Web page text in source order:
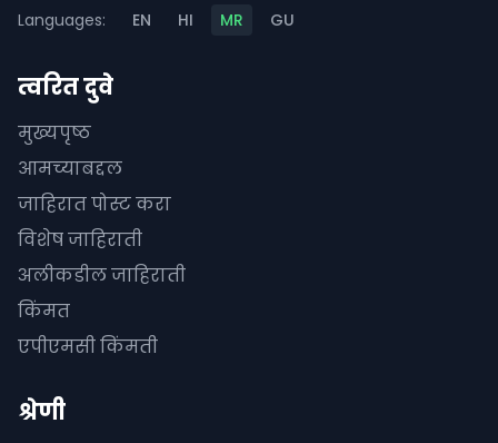
Languages: EN HI MR GU
त्वरित दुवे
मुख्यपृष्ठ
आमच्याबद्दल
जाहिरात पोस्ट करा
विशेष जाहिराती
अलीकडील जाहिराती
किंमत
एपीएमसी किंमती
श्रेणी